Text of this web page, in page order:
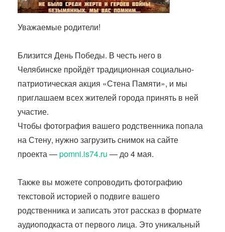
Уважаемые родители!
Близится День Победы. В честь него в
Челябинске пройдёт традиционная социально-
патриотическая акция «Стена Памяти», и мы
приглашаем всех жителей города принять в ней
участие.
Чтобы фотография вашего родственника попала
на Стену, нужно загрузить снимок на сайте
проекта —pomni.is74.ru — до 4 мая.
Также вы можете сопроводить фотографию
текстовой историей о подвиге вашего
родственника и записать этот рассказ в формате
аудиоподкаста от первого лица. Это уникальный